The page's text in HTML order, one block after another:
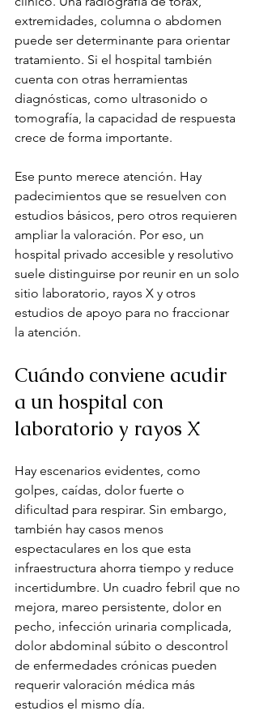
extremidades, columna o abdomen
puede ser determinante para orientar
tratamiento. Si el hospital también
cuenta con otras herramientas
diagnósticas, como ultrasonido o
tomografía, la capacidad de respuesta
crece de forma importante.
Ese punto merece atención. Hay
padecimientos que se resuelven con
estudios básicos, pero otros requieren
ampliar la valoración. Por eso, un
hospital privado accesible y resolutivo
suele distinguirse por reunir en un solo
sitio laboratorio, rayos X y otros
estudios de apoyo para no fraccionar
la atención.
Cuándo conviene acudir
a un hospital con
laboratorio y rayos X
Hay escenarios evidentes, como
golpes, caídas, dolor fuerte o
dificultad para respirar. Sin embargo,
también hay casos menos
espectaculares en los que esta
infraestructura ahorra tiempo y reduce
incertidumbre. Un cuadro febril que no
mejora, mareo persistente, dolor en
pecho, infección urinaria complicada,
dolor abdominal súbito o descontrol
de enfermedades crónicas pueden
requerir valoración médica más
estudios el mismo día.